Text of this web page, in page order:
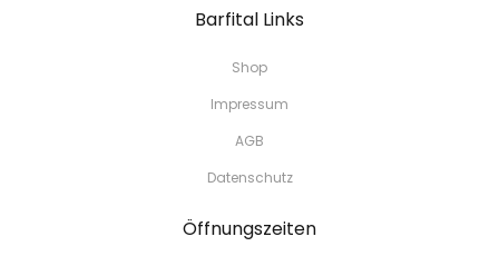
Barfital Links
Shop
Impressum
AGB
Datenschutz
Öffnungszeiten